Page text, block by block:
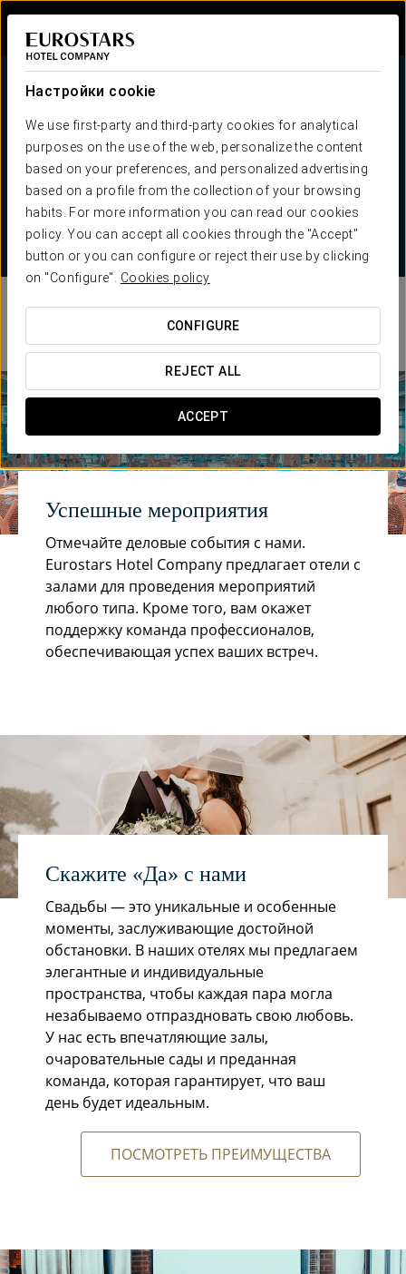
Настройки cookie
We use first-party and third-party cookies for analytical
purposes on the use of the web, personalize the content
based on your preferences, and personalized advertising
based on a profile from the collection of your browsing
habits. For more information you can read our cookies
policy. You can accept all cookies through the "Accept"
button or you can configure or reject their use by clicking
on "Configure". Cookies policy
CONFIGURE
REJECT ALL
ACCEPT
Планируйте своё мероприятие с нами
Более 100 отелей доступны
Опытный персонал
Все виды мероприятий
Сделайте своё мероприятие
незабываемым
Успешные мероприятия
Отмечайте деловые события с нами.
Eurostars Hotel Company предлагает отели с
залами для проведения мероприятий
любого типа. Кроме того, вам окажет
поддержку команда профессионалов,
обеспечивающая успех ваших встреч.
Скажите «Да» с нами
Свадьбы — это уникальные и особенные
моменты, заслуживающие достойной
обстановки. В наших отелях мы предлагаем
элегантные и индивидуальные
пространства, чтобы каждая пара могла
незабываемо отпраздновать свою любовь.
У нас есть впечатляющие залы,
очаровательные сады и преданная
команда, которая гарантирует, что ваш
день будет идеальным.
ПОСМОТРЕТЬ ПРЕИМУЩЕСТВА